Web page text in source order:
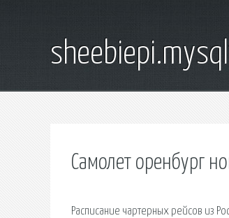
Самолет оренбург
Расписание чартерных рейсов из